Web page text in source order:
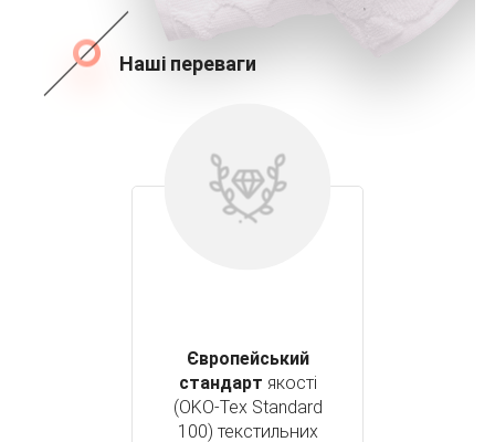
Наші переваги
Європейський
стандарт якості
(OKO-Tex Standard
100) текстильних